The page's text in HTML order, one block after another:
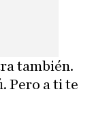
también.
Pero a ti te